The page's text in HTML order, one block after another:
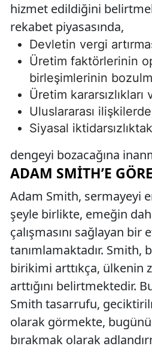
hizmet edildiğini
rekabet piyasasında,
Devletin vergi
Üretim faktörlerinin
birleşimlerinin
Üretim kararsızlıkları
Uluslararası
Siyasal
dengeyi bozacağına
ADAM SMITH’E
Adam Smith, sermayeyi
şeyle birlikte, emeğin
çalışmasını sağlayan bir
tanımlamaktadır. Smith,
birikimi arttıkça, ülkenin
arttığını belirtmektedir.
Smith tasarrufu,
olarak görmekte,
bırakmak olarak